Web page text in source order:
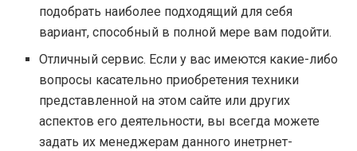
подобрать наиболее подходящий для себя
вариант, способный в полной мере вам подойти.
Отличный сервис. Если у вас имеются какие-либо
вопросы касательно приобретения техники
представленной на этом сайте или других
аспектов его деятельности, вы всегда можете
задать их менеджерам данного инетрнет-